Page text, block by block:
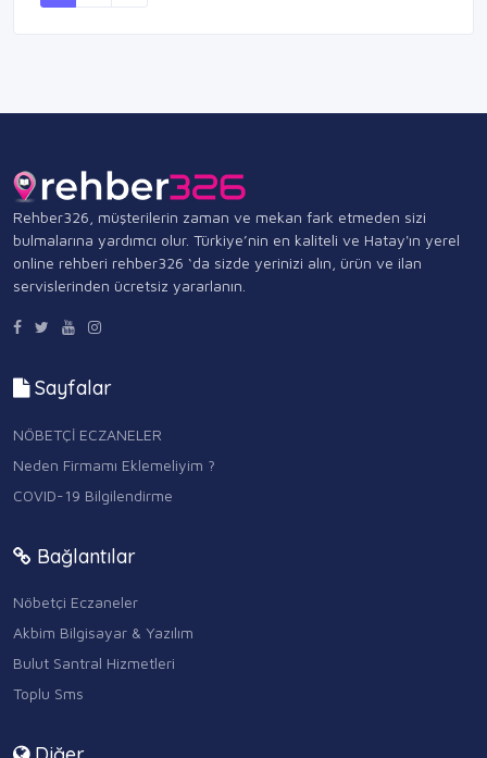
Rehber326, müşterilerin zaman ve mekan fark etmeden sizi
bulmalarına yardımcı olur. Türkiye’nin en kaliteli ve Hatay'ın yerel
online rehberi rehber326 ‘da sizde yerinizi alın, ürün ve ilan
servislerinden ücretsiz yararlanın.
Sayfalar
NÖBETÇİ ECZANELER
Neden Firmamı Eklemeliyim ?
COVID-19 Bilgilendirme
Bağlantılar
Nöbetçi Eczaneler
Akbim Bilgisayar & Yazılım
Bulut Santral Hizmetleri
Toplu Sms